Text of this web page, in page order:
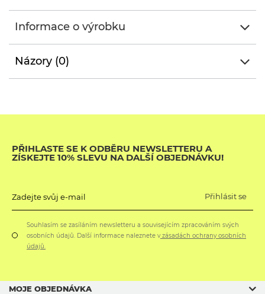
Informace o výrobku
Názory (0)
PŘIHLASTE SE K ODBĚRU NEWSLETTERU A
ZÍSKEJTE 10% SLEVU NA DALŠÍ OBJEDNÁVKU!
Zadejte svůj e-mail Přihlásit se
Souhlasím se zasíláním newsletteru a souvisejícím zpracováním svých
osobních údajů. Další informace naleznete vzásadách ochrany osobních
údajů.
MOJE OBJEDNÁVKA